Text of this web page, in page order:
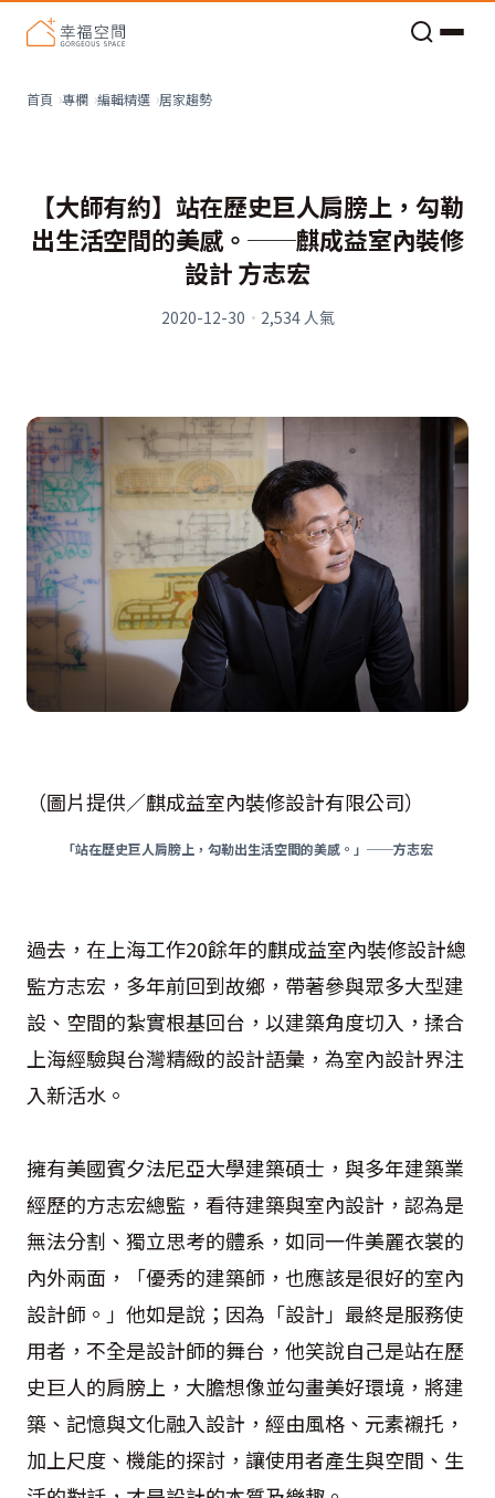
首頁 專欄 編輯精選 居家趨勢
【大師有約】站在歷史巨人肩膀上，勾勒
出生活空間的美感。──麒成益室內裝修
設計 方志宏
2020-12-30 · 2,534人氣
（圖片提供／麒成益室內裝修設計有限公司）
「站在歷史巨人肩膀上，勾勒出生活空間的美感。」──方志宏
過去，在上海工作20餘年的麒成益室內裝修設計總
監方志宏，多年前回到故鄉，帶著參與眾多大型建
設、空間的紮實根基回台，以建築角度切入，揉合
上海經驗與台灣精緻的設計語彙，為室內設計界注
入新活水。
擁有美國賓夕法尼亞大學建築碩士，與多年建築業
經歷的方志宏總監，看待建築與室內設計，認為是
無法分割、獨立思考的體系，如同一件美麗衣裳的
內外兩面，「優秀的建築師，也應該是很好的室內
設計師。」他如是說；因為「設計」最終是服務使
用者，不全是設計師的舞台，他笑說自己是站在歷
史巨人的肩膀上，大膽想像並勾畫美好環境，將建
築、記憶與文化融入設計，經由風格、元素襯托，
加上尺度、機能的探討，讓使用者產生與空間、生